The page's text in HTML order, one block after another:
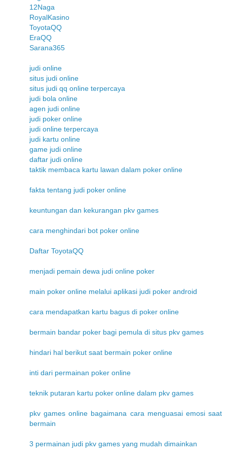
12Naga
RoyalKasino
ToyotaQQ
EraQQ
Sarana365
judi online
situs judi online
situs judi qq online terpercaya
judi bola online
agen judi online
judi poker online
judi online terpercaya
judi kartu online
game judi online
daftar judi online
taktik membaca kartu lawan dalam poker online
fakta tentang judi poker online
keuntungan dan kekurangan pkv games
cara menghindari bot poker online
Daftar ToyotaQQ
menjadi pemain dewa judi online poker
main poker online melalui aplikasi judi poker android
cara mendapatkan kartu bagus di poker online
bermain bandar poker bagi pemula di situs pkv games
hindari hal berikut saat bermain poker online
inti dari permainan poker online
teknik putaran kartu poker online dalam pkv games
pkv games online bagaimana cara menguasai emosi saat
bermain
3 permainan judi pkv games yang mudah dimainkan